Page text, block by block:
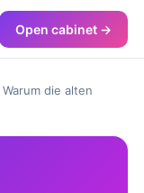
Open cabinet →
die alten